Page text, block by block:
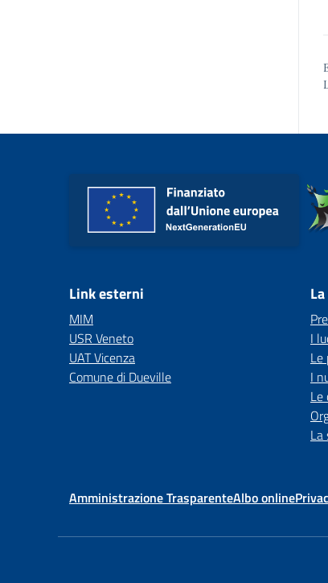
Link esterni
MIM
USR Veneto
UAT Vicenza
Comune di Dueville
I
Le
I
Le
La
Amministrazione TrasparenteAlbo online